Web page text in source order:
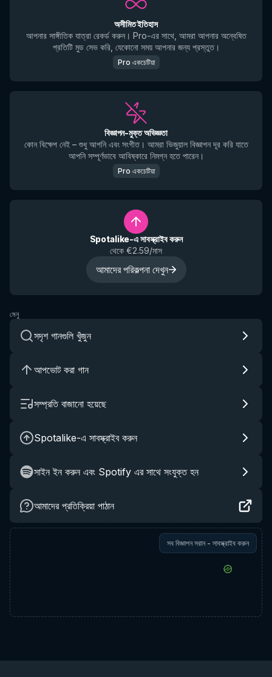
অসীমিত ইতিহাস
আপনার সাঙ্গীতিক যাত্রা রেকর্ড করুন। Pro-এর সাথে, আমরা আপনার অন্বেষিত
প্রতিটি মুড সেভ করি, যেকোনো সময় আপনার জন্য প্রস্তুত।
Pro একচেটিয়া
বিজ্ঞাপন-মুক্ত অভিজ্ঞতা
কোন বিক্ষেপ নেই – শুধু আপনি এবং সংগীত। আমরা ভিজুয়াল বিজ্ঞাপন দূর করি যাতে
আপনি সম্পূর্ণভাবে আবিষ্কারে নিমগ্ন হতে পারেন।
Pro একচেটিয়া
Spotalike-এ সাবস্ক্রাইব করুন
থেকে €2.59/মাস
আমাদের পরিকল্পনা দেখুন
মেনু
সদৃশ গানগুলি খুঁজুন
আপভোট করা গান
সম্প্রতি বাজানো হয়েছে
Spotalike-এ সাবস্ক্রাইব করুন
সাইন ইন করুন এবং Spotify এর সাথে সংযুক্ত হন
আমাদের প্রতিক্রিয়া পাঠান
সব বিজ্ঞাপন সরান - সাবস্ক্রাইব করুন